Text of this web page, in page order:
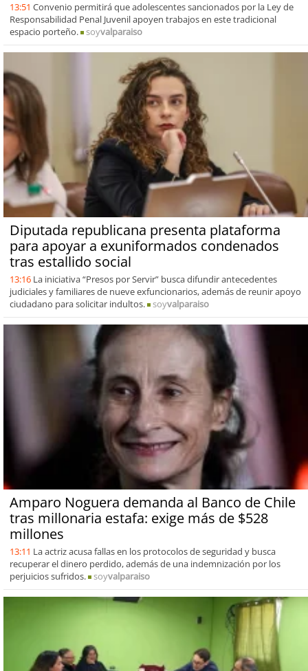
13:51 Convenio permitirá que adolescentes sancionados por la Ley de
Responsabilidad Penal Juvenil apoyen trabajos en este tradicional
espacio porteño.
soyvalparaiso
Diputada republicana presenta plataforma
para apoyar a exuniformados condenados
tras estallido social
13:16 La iniciativa “Presos por Servir” busca difundir antecedentes
judiciales y familiares de nueve exfuncionarios, además de reunir apoyo
ciudadano para solicitar indultos.
soyvalparaiso
Amparo Noguera demanda al Banco de Chile
tras millonaria estafa: exige más de $528
millones
13:11 La actriz acusa fallas en los protocolos de seguridad y busca
recuperar el dinero perdido, además de una indemnización por los
perjuicios sufridos.
soyvalparaiso